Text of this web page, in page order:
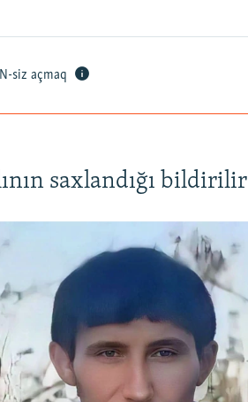
siz açmaq
saxlandığı bildirilir